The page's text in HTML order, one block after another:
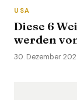
USA
Diese 6
werden
30. Dezember